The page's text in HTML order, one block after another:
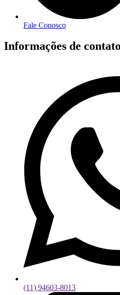
Fale Conosco
Informações de contato
(11) 94603-8013